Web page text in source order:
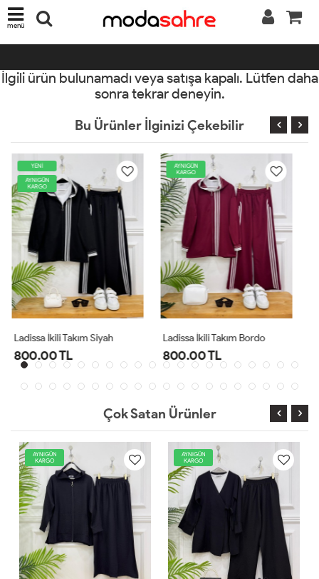
menü
İlgili ürün bulunamadı veya satışa kapalı. Lütfen daha
sonra tekrar deneyin.
Bu Ürünler İlginizi Çekebilir
AYNIGÜN
KARGO
Ladissa İkili Takım Bordo
800.00 TL
YENİ
AYNIGÜN
KARGO
Midas Oyşo İkili Takım Siyah
1,000.00 TL
Çok Satan Ürünler
AYNIGÜN
KARGO
YENİ
AYNIGÜN
KARGO